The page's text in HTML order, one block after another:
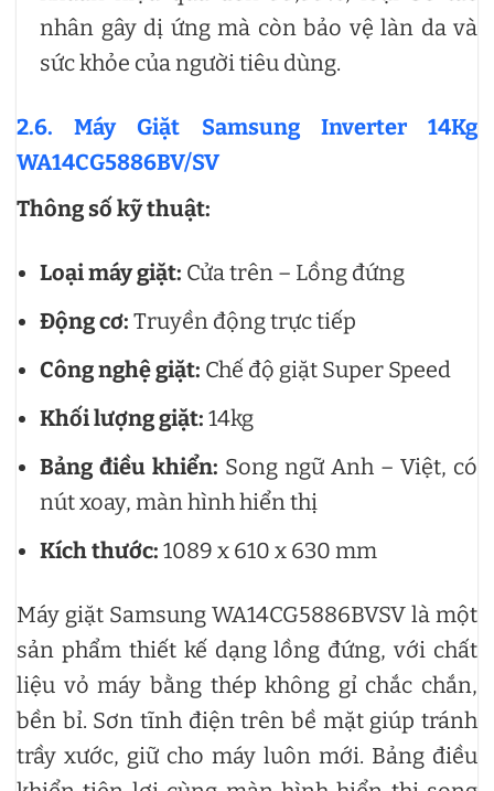
nhân gây dị ứng mà còn bảo vệ làn da và
sức khỏe của người tiêu dùng.
2.6. Máy Giặt Samsung Inverter 14Kg
WA14CG5886BV/SV
Thông số kỹ thuật:
Loại máy giặt: Cửa trên – Lồng đứng
Động cơ: Truyền động trực tiếp
Công nghệ giặt: Chế độ giặt Super Speed
Khối lượng giặt: 14kg
Bảng điều khiển: Song ngữ Anh – Việt, có
nút xoay, màn hình hiển thị
Kích thước: 1089 x 610 x 630 mm
Máy giặt Samsung WA14CG5886BVSV là một
sản phẩm thiết kế dạng lồng đứng, với chất
liệu vỏ máy bằng thép không gỉ chắc chắn,
bền bỉ. Sơn tĩnh điện trên bề mặt giúp tránh
trầy xước, giữ cho máy luôn mới. Bảng điều